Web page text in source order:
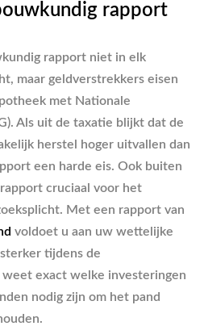
rapport
rapport niet in elk
maar geldverstrekkers eisen
met Nationale
Als uit de taxatie blijkt dat de
herstel hoger uitvallen dan
een harde eis. Ook buiten
cruciaal voor het
Met een rapport van
voldoet u aan uw wettelijke
tijdens de
exact welke investeringen
nodig zijn om het pand